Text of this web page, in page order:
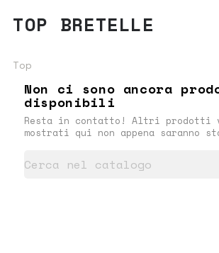
TOP BRETELLE
Top
Non ci sono ancora
disponibili
Resta in contatto! Altri prodotti
mostrati qui non appena saranno